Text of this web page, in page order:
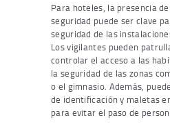
Para hoteles, la presencia
seguridad puede ser clave
seguridad de las
Los vigilantes pueden
controlar el acceso a las
la seguridad de las zonas
o el gimnasio. Además,
de identificación y maletas
para evitar el paso de